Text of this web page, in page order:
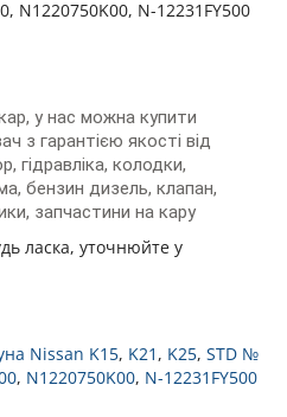
N1220750K00, N-12231FY500
у нас можна купити
з гарантією якості від
гідравліка, колодки,
бензин дизель, клапан,
запчастини на кару
ласка, уточнюйте у
Nissan K15, K21 , K25, STD №
, N1220750K00, N-12231FY500